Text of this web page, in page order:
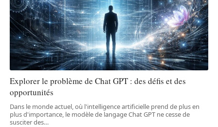
Explorer le problème de Chat GPT : des défis et des
opportunités
Dans le monde actuel, où l'intelligence artificielle prend de plus en
plus d'importance, le modèle de langage Chat GPT ne cesse de
susciter des…